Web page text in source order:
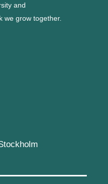
and
we grow together.